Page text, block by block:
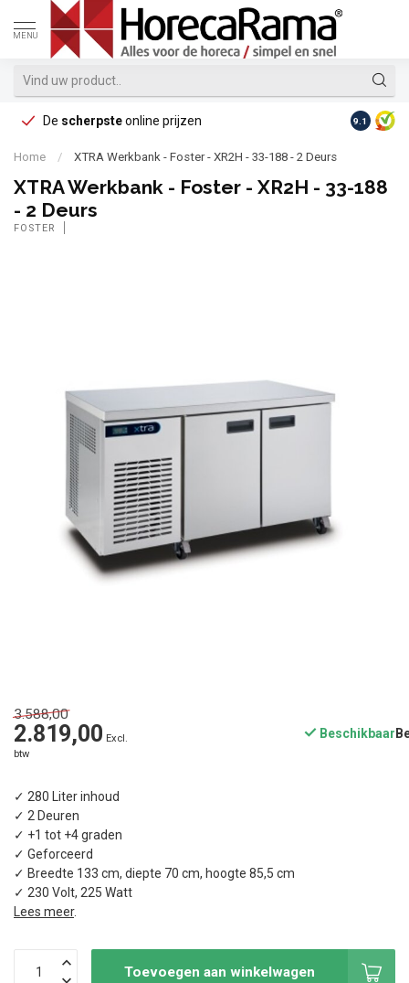
MENU
De scherpsteonline prijzen Op
9.1
Home / XTRA Werkbank - Foster - XR2H - 33-188 - 2 Deurs
XTRA Werkbank - Foster - XR2H - 33-188
- 2 Deurs
FOSTER
3.588,00
2.819,00 Excl.
btw
Beschikbaar
✓ 280 Liter inhoud
✓ 2 Deuren
✓ +1 tot +4 graden
✓ Geforceerd
✓ Breedte 133 cm, diepte 70 cm, hoogte 85,5 cm
✓ 230 Volt, 225 Watt
Lees meer.
Toevoegen aan winkelwagen